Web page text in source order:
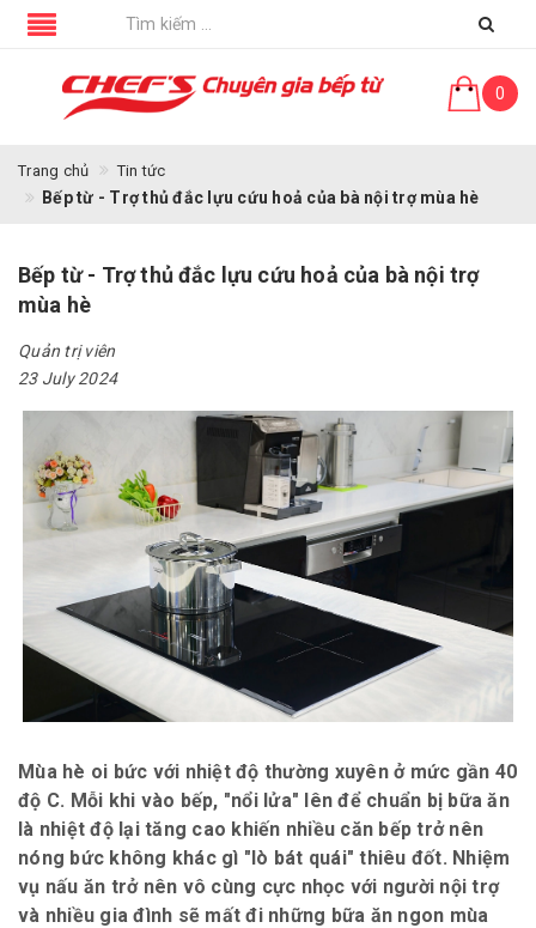
0
Trang chủ Tin tức
Bếp từ - Trợ thủ đắc lựu cứu hoả của bà nội trợ mùa hè
Bếp từ - Trợ thủ đắc lựu cứu hoả của bà nội trợ
mùa hè
Quản trị viên
23 July 2024
Mùa hè oi bức với nhiệt độ thường xuyên ở mức gần 40
độ C. Mỗi khi vào bếp, "nổi lửa" lên để chuẩn bị bữa ăn
là nhiệt độ lại tăng cao khiến nhiều căn bếp trở nên
nóng bức không khác gì "lò bát quái" thiêu đốt. Nhiệm
vụ nấu ăn trở nên vô cùng cực nhọc với người nội trợ
và nhiều gia đình sẽ mất đi những bữa ăn ngon mùa